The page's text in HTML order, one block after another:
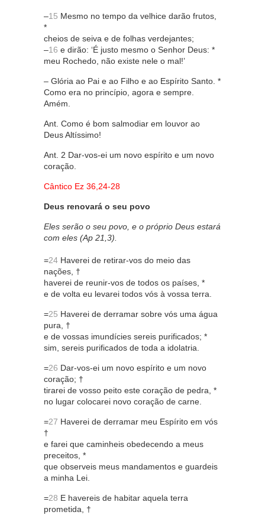
–15 Mesmo no tempo da velhice darão frutos,
*
cheios de seiva e de folhas verdejantes;
–16 e dirão: ‘É justo mesmo o Senhor Deus: *
meu Rochedo, não existe nele o mal!’
– Glória ao Pai e ao Filho e ao Espírito Santo. *
Como era no princípio, agora e sempre.
Amém.
Ant. Como é bom salmodiar em louvor ao
Deus Altíssimo!
Ant. 2 Dar-vos-ei um novo espírito e um novo
coração.
Cântico Ez 36,24-28
Deus renovará o seu povo
Eles serão o seu povo, e o próprio Deus estará
com eles (Ap 21,3).
=24 Haverei de retirar-vos do meio das
nações, †
haverei de reunir-vos de todos os países, *
e de volta eu levarei todos vós à vossa terra.
=25 Haverei de derramar sobre vós uma água
pura, †
e de vossas imundícies sereis purificados; *
sim, sereis purificados de toda a idolatria.
=26 Dar-vos-ei um novo espírito e um novo
coração; †
tirarei de vosso peito este coração de pedra, *
no lugar colocarei novo coração de carne.
=27 Haverei de derramar meu Espírito em vós
†
e farei que caminheis obedecendo a meus
preceitos, *
que observeis meus mandamentos e guardeis
a minha Lei.
=28 E havereis de habitar aquela terra
prometida, †